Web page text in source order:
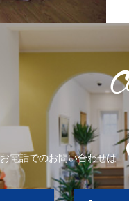
お電話でのお問い合わせは